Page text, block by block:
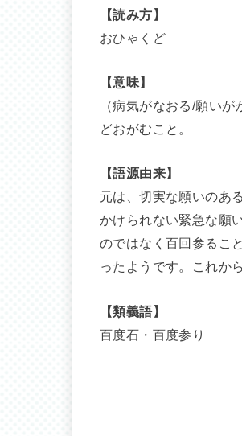
【読み方】
おひゃくど
【意味】
（病気がなおる/願い
どおがむこと。
【語源由来】
元は、切実な願いのあ
かけられない緊急な願
のではなく百回参るこ
ったようです。これか
【類義語】
百度石・百度参り